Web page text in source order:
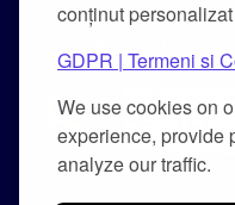
conținut
GDPR | Termeni si
We use cookies on
experience, provide
analyze our traffic.
Combaterea